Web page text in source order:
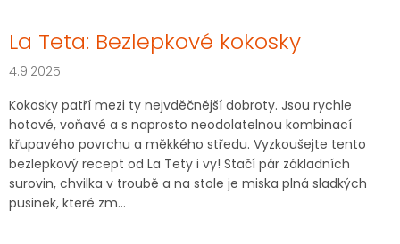
La Teta: Bezlepkové kokosky
4.9.2025
Kokosky patří mezi ty nejvděčnější dobroty. Jsou rychle
hotové, voňavé a s naprosto neodolatelnou kombinací
křupavého povrchu a měkkého středu. Vyzkoušejte tento
bezlepkový recept od La Tety i vy! Stačí pár základních
surovin, chvilka v troubě a na stole je miska plná sladkých
pusinek, které zm...